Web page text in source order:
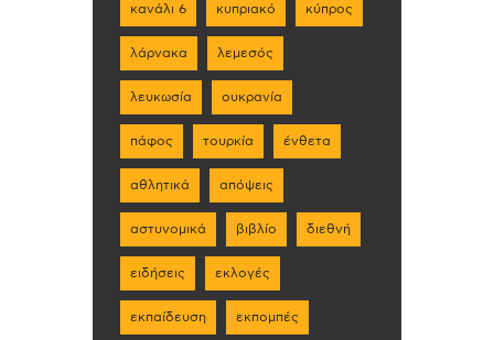
κανάλι 6 κυπριακό κύπρος
λάρνακα λεμεσός
λευκωσία ουκρανία
πάφος τουρκία ένθετα
αθλητικά απόψεις
αστυνομικά βιβλίο διεθνή
ειδήσεις εκλογές
εκπαίδευση εκπομπές